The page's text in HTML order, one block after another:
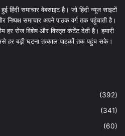
समाचार वेबसाइट है। जो हिंदी न्यूज साइटों
समाचार अपने पाठक वर्ग तक पहुंचाती है।
हर रोज विशेष और विस्तृत कंटेंट देती है। हमारी
हर बड़ी घटना तत्काल पाठकों तक पहुंच सके।
(392)
(341)
(60)